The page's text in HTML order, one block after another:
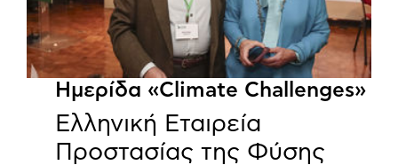
Ημερίδα «Climate Challenges»
Ελληνική Εταιρεία
Προστασίας της Φύσης